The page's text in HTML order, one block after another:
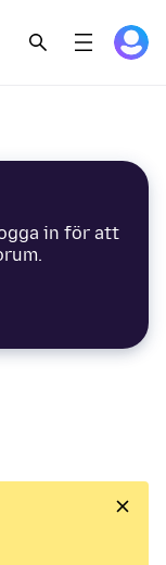
in för att